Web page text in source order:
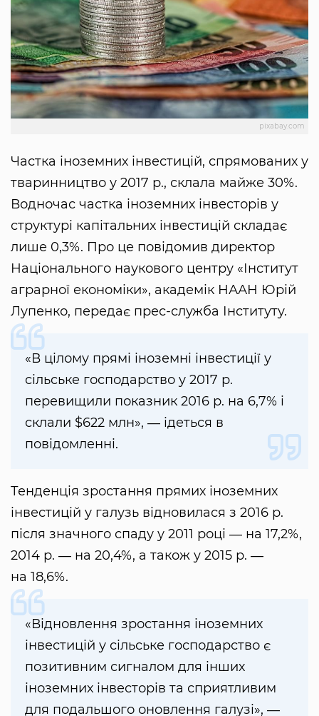
pixabay.com
Частка іноземних інвестицій, спрямованих у
тваринництво у 2017 р., склала майже 30%.
Водночас частка іноземних інвесторів у
структурі капітальних інвестицій складає
лише 0,3%. Про це повідомив директор
Національного наукового центру «Інститут
аграрної економіки», академік НААН Юрій
Лупенко, передає прес-служба Інституту.
«В цілому прямі іноземні інвестиції у
сільське господарство у 2017 р.
перевищили показник 2016 р. на 6,7% і
склали $622 млн», ― ідеться в
повідомленні.
Тенденція зростання прямих іноземних
інвестицій у галузь відновилася з 2016 р.
після значного спаду у 2011 році ― на 17,2%,
2014 р. ― на 20,4%, а також у 2015 р. ―
на 18,6%.
«Відновлення зростання іноземних
інвестицій у сільське господарство є
позитивним сигналом для інших
іноземних інвесторів та сприятливим
для подальшого оновлення галузі», ―